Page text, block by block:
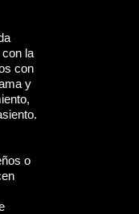
la
con
y
o